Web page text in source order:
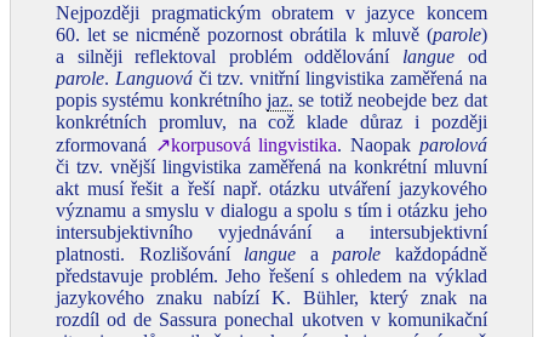
Nejpozději pragmatickým obratem v jazyce koncem
60. let se nicméně pozornost obrátila k mluvě (parole)
a silněji reflektoval problém oddělování langue od
parole. Languováči tzv. vnitřní lingvistika zaměřená na
popis systému konkrétníhojaz. se totiž neobejde bez dat
konkrétních promluv, na což klade důraz i později
zformovaná ↗korpusová lingvistika. Naopak parolová
či tzv. vnější lingvistika zaměřená na konkrétní mluvní
akt musí řešit a řeší např. otázku utváření jazykového
významu a smyslu v dialogu a spolu s tím i otázku jeho
intersubjektivního vyjednávání a intersubjektivní
platnosti. Rozlišování langue aparole každopádně
představuje problém. Jeho řešení s ohledem na výklad
jazykového znaku nabízí K. Bühler, který znak na
rozdíl od de Sassura ponechal ukotven v komunikační